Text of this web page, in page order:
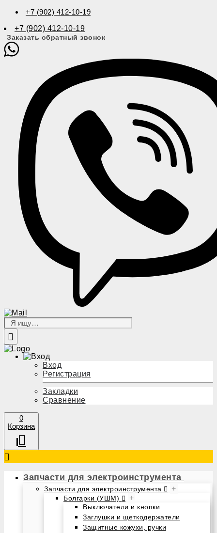
+7 (902) 412-10-19
+7 (902) 412-10-19
Заказать обратный звонок
Вход
Регистрация
Закладки
Сравнение
0
Корзина
Запчасти для электроинструмента
Запчасти для электроинструмента +
Болгарки (УШМ) +
Выключатели и кнопки
Заглушки и щеткодержатели
Защитные кожухи, ручки